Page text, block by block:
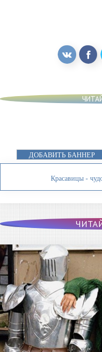
ДОБАВИТЬ БАННЕР
Красавицы -